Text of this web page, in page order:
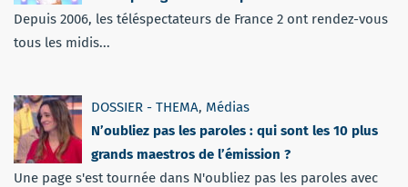
Depuis 2006, les téléspectateurs de France 2 ont rendez-vous
tous les midis...
DOSSIER - THEMA, Médias
N’oubliez pas les paroles : qui sont les 10 plus
grands maestros de l’émission ?
Une page s'est tournée dans N'oubliez pas les paroles avec